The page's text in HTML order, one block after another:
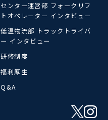
センター運営部 フォークリフ
トオペレーター インタビュー
低温物流部 トラックトライバ
ー インタビュー
研修制度
福利厚生
Q&A